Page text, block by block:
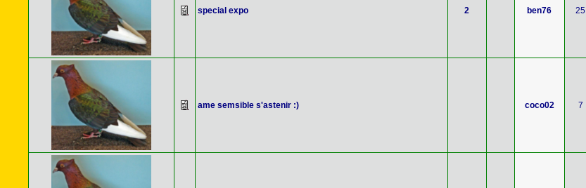
special expo 2 ben76 25
ame semsible s'astenir :) coco02 7